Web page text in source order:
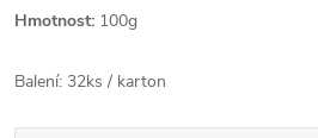
Hmotnost: 100g
Balení: 32ks / karton